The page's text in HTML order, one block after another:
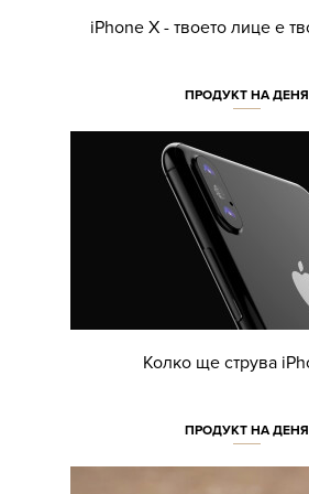
iPhone X - твоето лице е
ПРОДУКТ НА ДЕНЯ
Колко ще струва
ПРОДУКТ НА ДЕНЯ